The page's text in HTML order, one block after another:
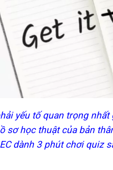
yếu tố quan trọng
sơ học thuật của bản
dành 3 phút chơi quiz